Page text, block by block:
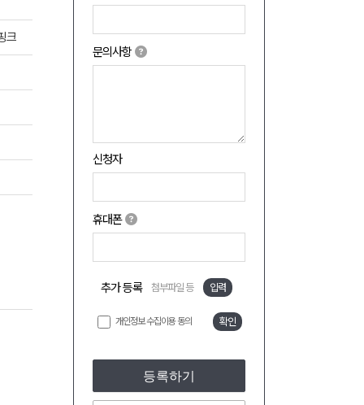
문의사항
신청자
휴대폰
추가 등록 첨부파일 등 입력
개인정보 수집이용 동의 확인
등록하기
크